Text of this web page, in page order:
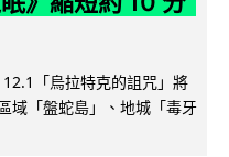
「烏拉特克的詛咒」將
域「盤蛇島」、地城「毒牙